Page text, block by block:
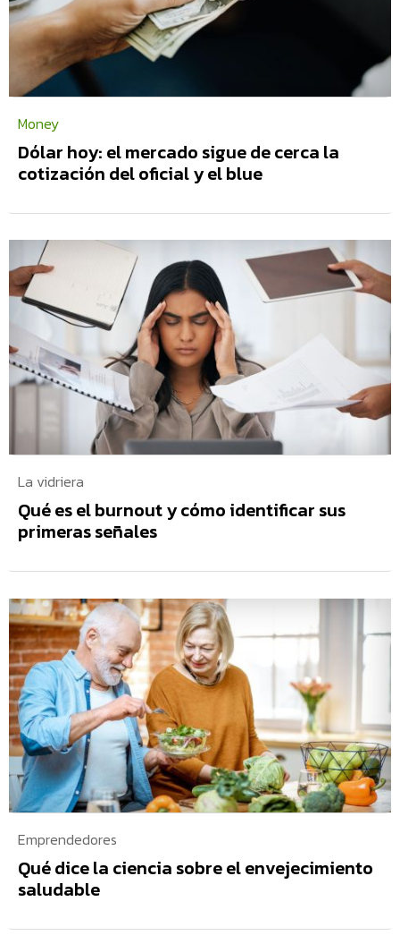
Money
Dólar hoy: el mercado sigue de cerca la
cotización del oficial y el blue
La vidriera
Qué es el burnout y cómo identificar sus
primeras señales
Emprendedores
Qué dice la ciencia sobre el envejecimiento
saludable